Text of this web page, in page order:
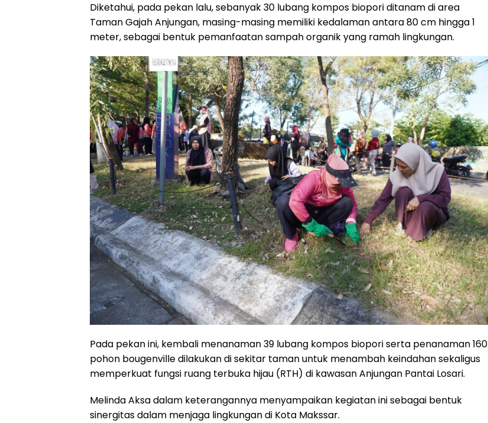
Diketahui, pada pekan lalu, sebanyak 30 lubang kompos biopori ditanam di area
Taman Gajah Anjungan, masing-masing memiliki kedalaman antara 80 cm hingga 1
meter, sebagai bentuk pemanfaatan sampah organik yang ramah lingkungan.
Pada pekan ini, kembali menanaman 39 lubang kompos biopori serta penanaman 160
pohon bougenville dilakukan di sekitar taman untuk menambah keindahan sekaligus
memperkuat fungsi ruang terbuka hijau (RTH) di kawasan Anjungan Pantai Losari.
Melinda Aksa dalam keterangannya menyampaikan kegiatan ini sebagai bentuk
sinergitas dalam menjaga lingkungan di Kota Makssar.